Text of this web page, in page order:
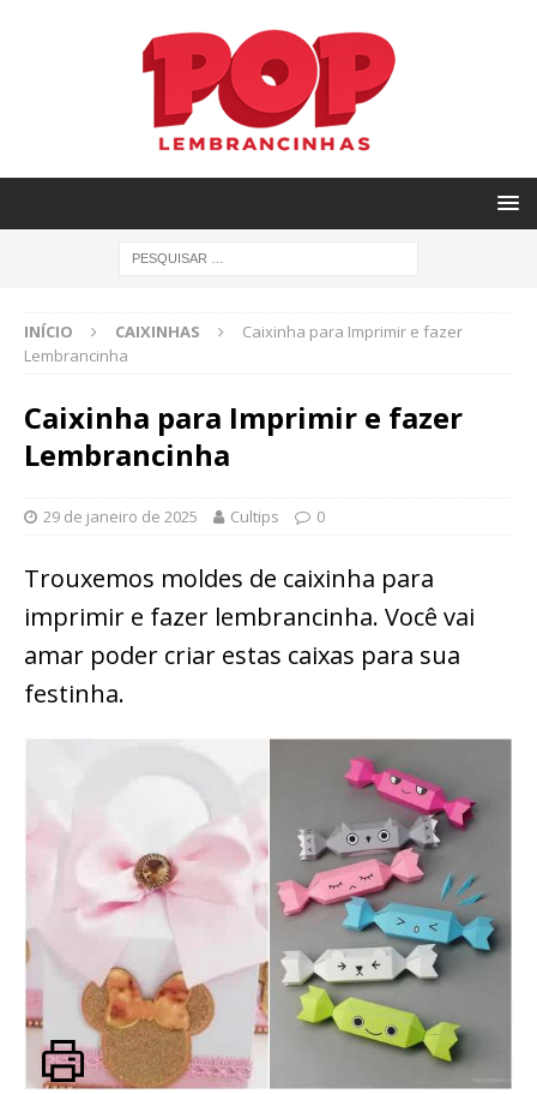
INÍCIO CAIXINHAS
Caixinha para Imprimir e fazer
Lembrancinha
Caixinha para Imprimir e fazer
Lembrancinha
29 de janeiro de 2025 Cultips 0
Trouxemos moldes de caixinha para
imprimir e fazer lembrancinha. Você vai
amar poder criar estas caixas para sua
festinha.